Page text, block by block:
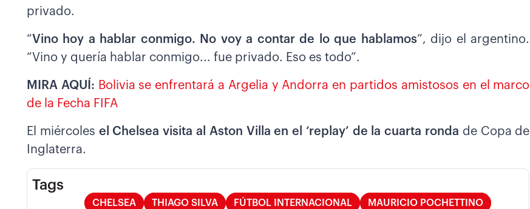
privado.
“Vino hoy a hablar conmigo. No voy a contar de lo que hablamos”, dijo el argentino.
“Vino y quería hablar conmigo... fue privado. Eso es todo”.
MIRA AQUÍ: Bolivia se enfrentará a Argelia y Andorra en partidos amistosos en el marco
de la Fecha FIFA
El miércoles el Chelsea visita al Aston Villa en el ‘replay’ de la cuarta ronda de Copa de
Inglaterra.
Tags
CHELSEA THIAGO SILVA FÚTBOL INTERNACIONAL MAURICIO POCHETTINO